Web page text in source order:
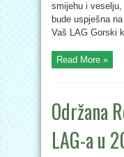
smijehu i
bude uspješna
Vaš LAG Gorski
Read More »
Održana
LAG-a u